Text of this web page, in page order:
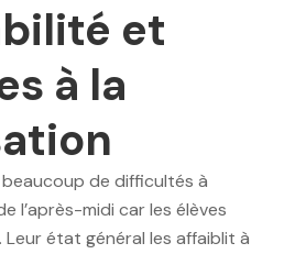
et
à la
de difficultés à
l’après-midi car les élèves
état général les affaiblit à